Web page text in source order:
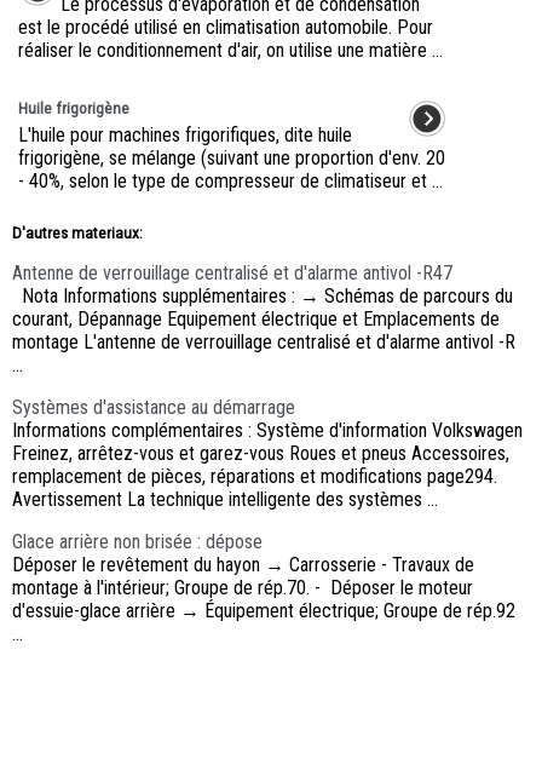
est le procédé utilisé en climatisation automobile. Pour
réaliser le conditionnement d'air, on utilise une matière ...
Huile frigorigène
L'huile pour machines frigorifiques, dite huile
frigorigène, se mélange (suivant une proportion d'env. 20
- 40%, selon le type de compresseur de climatiseur et ...
D'autres materiaux:
Antenne de verrouillage centralisé et d'alarme antivol -R47
Nota Informations supplémentaires : → Schémas de parcours du
courant, Dépannage Equipement électrique et Emplacements de
montage L'antenne de verrouillage centralisé et d'alarme antivol -R
...
Systèmes d'assistance au démarrage
Informations complémentaires : Système d'information Volkswagen
Freinez, arrêtez-vous et garez-vous Roues et pneus Accessoires,
remplacement de pièces, réparations et modifications page294.
Avertissement La technique intelligente des systèmes ...
Glace arrière non brisée : dépose
Déposer le revêtement du hayon → Carrosserie - Travaux de
montage à l'intérieur; Groupe de rép.70. - Déposer le moteur
d'essuie-glace arrière → Équipement électrique; Groupe de rép.92
...